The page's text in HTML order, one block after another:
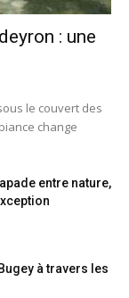
: une
le couvert des
change
entre nature,
à travers les